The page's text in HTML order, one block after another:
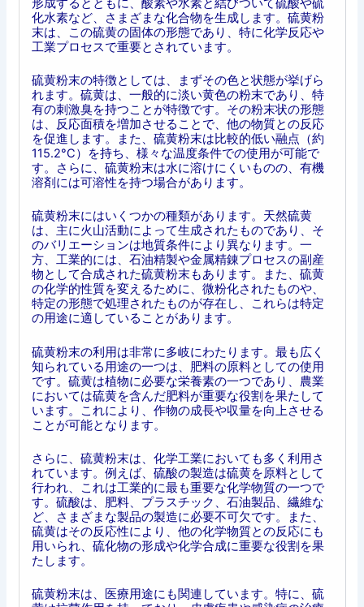
化水素など、さまざまな化合物を生成します。硫黄粉
末は、この硫黄の固体の形態であり、特に化学反応や
工業プロセスで重要とされています。
硫黄粉末の特徴としては、まずその色と状態が挙げら
れます。硫黄は、一般的に淡い黄色の粉末であり、特
有の刺激臭を持つことが特徴です。その粉末状の形態
は、反応面積を増加させることで、他の物質との反応
を促進します。また、硫黄粉末は比較的低い融点（約
115.2°C）を持ち、様々な温度条件での使用が可能で
す。さらに、硫黄粉末は水に溶けにくいものの、有機
溶剤には可溶性を持つ場合があります。
硫黄粉末にはいくつかの種類があります。天然硫黄
は、主に火山活動によって生成されたものであり、そ
のバリエーションは地質条件により異なります。一
方、工業的には、石油精製や金属精錬プロセスの副産
物として合成された硫黄粉末もあります。また、硫黄
の化学的性質を変えるために、微粉化されたものや、
特定の形態で処理されたものが存在し、これらは特定
の用途に適していることがあります。
硫黄粉末の利用は非常に多岐にわたります。最も広く
知られている用途の一つは、肥料の原料としての使用
です。硫黄は植物に必要な栄養素の一つであり、農業
においては硫黄を含んだ肥料が重要な役割を果たして
います。これにより、作物の成長や収量を向上させる
ことが可能となります。
さらに、硫黄粉末は、化学工業においても多く利用さ
れています。例えば、硫酸の製造は硫黄を原料として
行われ、これは工業的に最も重要な化学物質の一つで
す。硫酸は、肥料、プラスチック、石油製品、繊維な
ど、さまざまな製品の製造に必要不可欠です。また、
硫黄はその反応性により、他の化学物質との反応にも
用いられ、硫化物の形成や化学合成に重要な役割を果
たします。
硫黄粉末は、医療用途にも関連しています。特に、硫